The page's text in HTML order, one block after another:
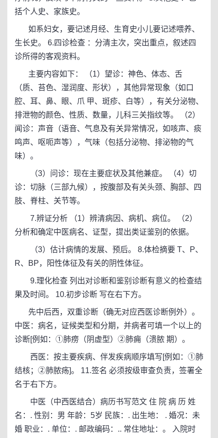
括个人史、家族史。
如系妇女，要记述月经、生育史小儿要记述喂养、
生长史。 6.四诊检查 ：分清主次，突出重点，叙述四
诊所得的客观资料。
主要内容如下： （1）望诊：神色、体态、舌
（质、苔色、湿润度、形状），其他异常现象（如口
腔、耳、鼻、眼、爪 甲、斑疹、白等），有关分泌物、
排泄物的颜色、性质、数量，儿科三关指纹等。 （2）
闻诊：声音（语音、气息及有关异常情况，如咳声、痰
鸣声、呕呃声等），气味（包括分泌物、排泌物的气
味）。
（3）问诊：现在主要症状及其他兼症。 （4）切
诊：切脉（三部九候），按腹部及有关头颈、胸部、四
肢、脊柱、关节等。
7.辨证分析 （1）辨清病因、病机、病位。 （2）
分析和确定中医病名、证型，提出类证鉴别的依据。
（3）估计病情的发展、预后。 8.体检摘要 T、P、
R、BP，阳性体征及有关的阴性体征。
9.理化检查 列出对诊断和鉴别诊断有意义的检查结
果及时间。 10.初步诊断 写在右下方。
先中后西，双重诊断（确无对应西医诊断例外）。
中医：病名，证候类型和分期，并病者可填一个以上的
诊断[例如：①肺痨（阴虚型）②肺痈（溃脓 期）。
西医：按主要疾病、伴发疾病顺序填写[例如：①肺
结核；②肺脓疡]。 11.签名 必须按级审查负责，签署全
名于右下方。
中医（中西医结合）病历书写范文 住 院 病 历 姓
名：. 性别：男 年龄：5岁 民族：. 出生地： . 婚况：未
婚 职业：. 单位：. 邮政编码：.. 常住地址：。 入院时